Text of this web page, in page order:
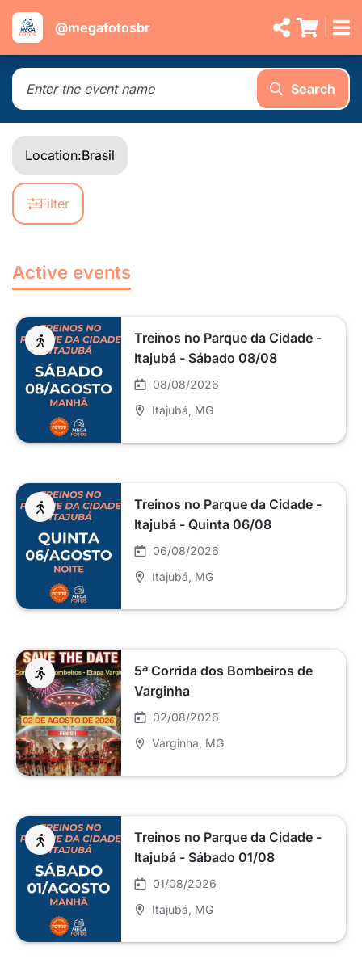
@megafotosbr
Search
Location:Brasil
Filter
Active events
Treinos no Parque da Cidade -
Itajubá - Sábado 08/08
08/08/2026
Itajubá , MG
Treinos no Parque da Cidade -
Itajubá - Quinta 06/08
06/08/2026
Itajubá , MG
5ª Corrida dos Bombeiros de
Varginha
02/08/2026
Varginha , MG
Treinos no Parque da Cidade -
Itajubá - Sábado 01/08
01/08/2026
Itajubá , MG